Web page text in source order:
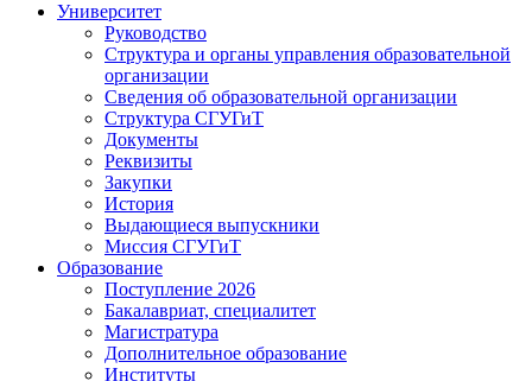
Университет
Руководство
Структура и органы управления образовательной
организации
Сведения об образовательной организации
Структура СГУГиТ
Документы
Реквизиты
Закупки
История
Выдающиеся выпускники
Миссия СГУГиТ
Образование
Поступление 2026
Бакалавриат, специалитет
Магистратура
Дополнительное образование
Институты